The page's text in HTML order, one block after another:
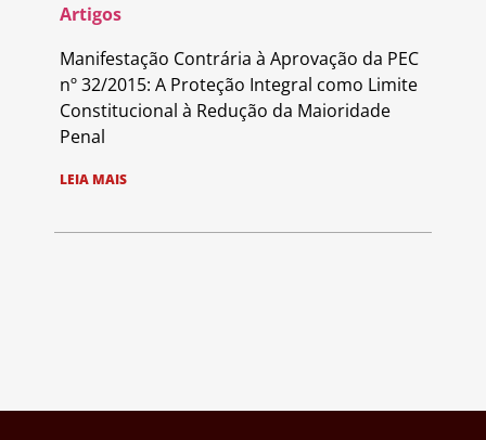
Artigos
Manifestação Contrária à Aprovação da PEC
nº 32/2015: A Proteção Integral como Limite
Constitucional à Redução da Maioridade
Penal
LEIA MAIS